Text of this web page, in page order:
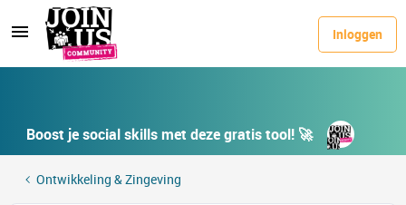
Inloggen
Boost je social skills met deze gratis tool! 🚀
Ontwikkeling & Zingeving